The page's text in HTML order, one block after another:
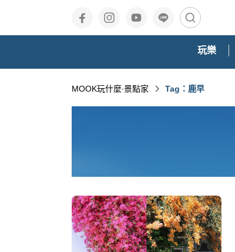
玩樂
MOOK玩什麼‧景點家 Tag：鹿早